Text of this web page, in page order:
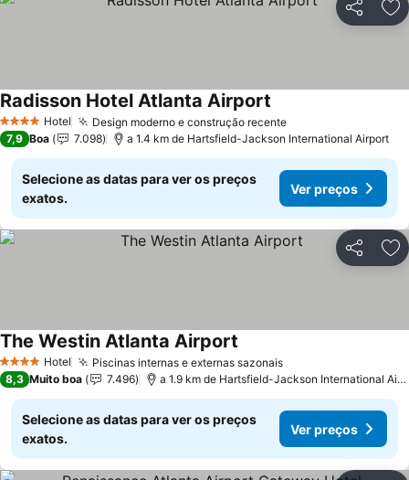
Partilhar
4 EstrelasHotel Design moderno e construção recente
Radisson Hotel Atlanta Airport
7,9 Boa 7.098 a 1.4 km de Hartsfield-Jackson International Airport
Selecione as datas para ver os preços
exatos.
Ver preços
Partilhar
4 EstrelasHotel Piscinas internas e externas sazonais
The Westin Atlanta Airport
8,3 Muito boa 7.496 a 1.9 km de Hartsfield-Jackson International Airport
Selecione as datas para ver os preços
exatos.
Ver preços